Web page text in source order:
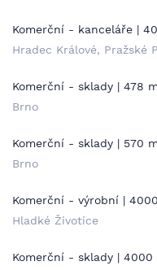
Komerční - kanceláře |
Hradec Králové, Pražské
Komerční - sklady | 478
Brno
Komerční - sklady | 570
Brno
Komerční - výrobní |
Hladké Životice
Komerční - sklady | 4000